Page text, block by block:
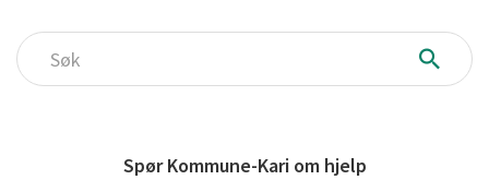
Søk
Spør Kommune-Kari om hjelp